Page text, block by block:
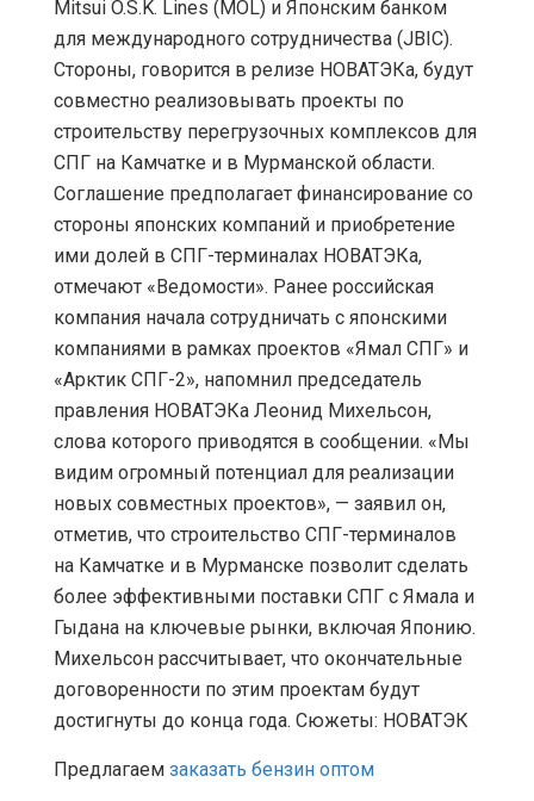
Mitsui O.S.K. Lines (MOL) и Японским банком
для международного сотрудничества (JBIC).
Стороны, говорится в релизе НОВАТЭКа, будут
совместно реализовывать проекты по
строительству перегрузочных комплексов для
СПГ на Камчатке и в Мурманской области.
Соглашение предполагает финансирование со
стороны японских компаний и приобретение
ими долей в СПГ-терминалах НОВАТЭКа,
отмечают «Ведомости». Ранее российская
компания начала сотрудничать с японскими
компаниями в рамках проектов «Ямал СПГ» и
«Арктик СПГ-2», напомнил председатель
правления НОВАТЭКа Леонид Михельсон,
слова которого приводятся в сообщении. «Мы
видим огромный потенциал для реализации
новых совместных проектов», — заявил он,
отметив, что строительство СПГ-терминалов
на Камчатке и в Мурманске позволит сделать
более эффективными поставки СПГ с Ямала и
Гыдана на ключевые рынки, включая Японию.
Михельсон рассчитывает, что окончательные
договоренности по этим проектам будут
достигнуты до конца года. Сюжеты: НОВАТЭК
Предлагаем заказать бензин оптом